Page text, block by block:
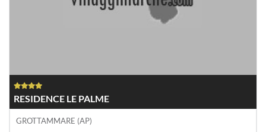
RESIDENCE LE PALME
GROTTAMMARE (AP)